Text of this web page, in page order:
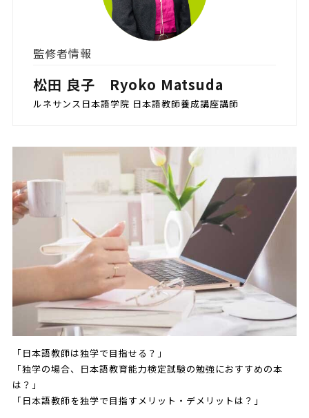
監修者情報
松田 良子 Ryoko Matsuda
ルネサンス日本語学院 日本語教師養成講座講師
「日本語教師は独学で目指せる？」
「独学の場合、日本語教育能力検定試験の勉強におすすめの本
は？」
「日本語教師を独学で目指すメリット・デメリットは？」